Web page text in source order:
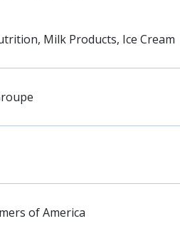
Milk Products, Ice Cream
of America